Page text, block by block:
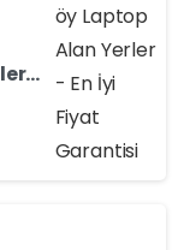
Arnavutköy Laptop Alan Yerler – En İyi Fiyat Garantisi